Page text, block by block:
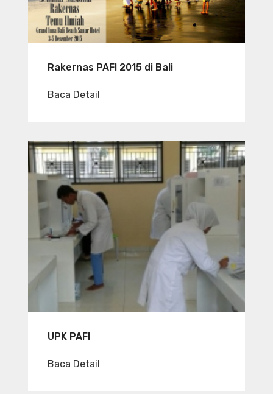
Rakernas PAFI 2015 di Bali
Baca Detail
UPK PAFI
Baca Detail